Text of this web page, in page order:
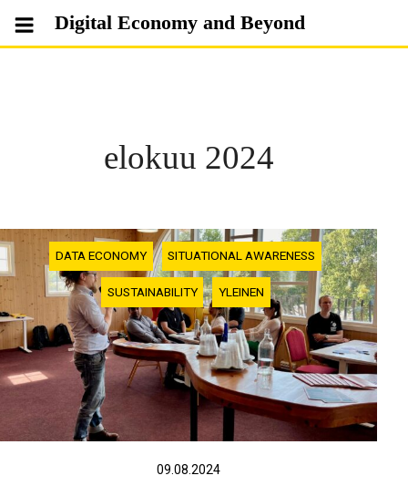
Skip
to
content
Digital Economy and Beyond
elokuu 2024
DATA ECONOMY SITUATIONAL AWARENESS
SUSTAINABILITY YLEINEN
09.08.2024